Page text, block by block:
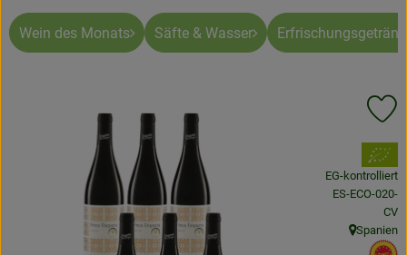
Bio-Kochboxen
Saisonthemen
Neues & Angebote
Obst & Gemüse
Wein des Monats Säfte & Wasser
, Verband:
EG-kontrolliert
, Kontrollstelle:
ES-ECO-020-
CV
, Herkunft:
Spanien
,